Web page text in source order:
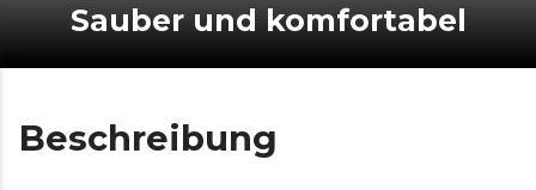
Sauber und komfortabel
Beschreibung